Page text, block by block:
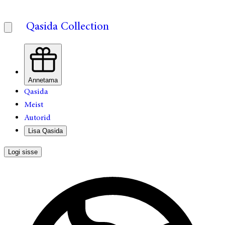
Qasida Collection
Annetama
Qasida
Meist
Autorid
Lisa Qasida
Logi sisse